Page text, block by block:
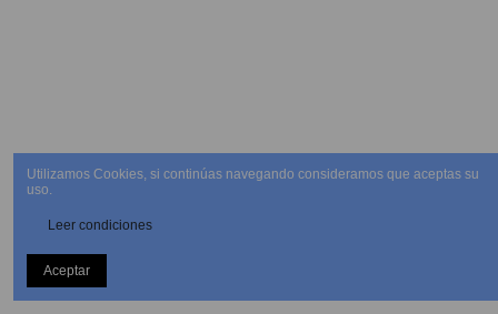
Utilizamos Cookies, si continúas navegando consideramos que aceptas su
uso.
Leer condiciones
Aceptar